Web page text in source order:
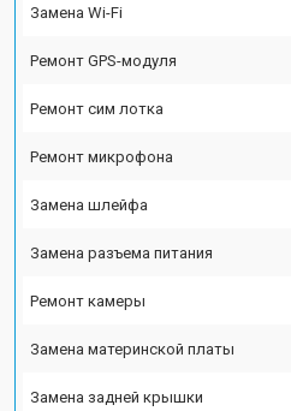
Замена Wi-Fi
Ремонт GPS-модуля
Ремонт сим лотка
Ремонт микрофона
Замена шлейфа
Замена разъема питания
Ремонт камеры
Замена материнской платы
Замена задней крышки